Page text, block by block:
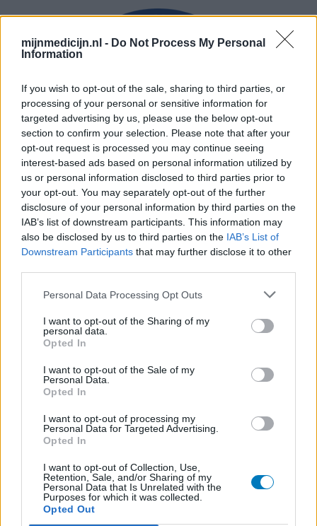
mijnmedicijn.nl - Do Not Process My Personal
Information
If you wish to opt-out of the sale, sharing to third parties, or
processing of your personal or sensitive information for
targeted advertising by us, please use the below opt-out
section to confirm your selection. Please note that after your
opt-out request is processed you may continue seeing
interest-based ads based on personal information utilized by
us or personal information disclosed to third parties prior to
your opt-out. You may separately opt-out of the further
disclosure of your personal information by third parties on the
IAB’s list of downstream participants. This information may
also be disclosed by us to third parties on the IAB’s List of
Downstream Participants that may further disclose it to other
Personal Data Processing Opt Outs
I want to opt-out of the Sharing of my
personal data.
Opted In
I want to opt-out of the Sale of my
Personal Data.
Opted In
I want to opt-out of processing my
Personal Data for Targeted Advertising.
Opted In
I want to opt-out of Collection, Use,
Retention, Sale, and/or Sharing of my
Personal Data that Is Unrelated with the
Purposes for which it was collected.
Opted Out